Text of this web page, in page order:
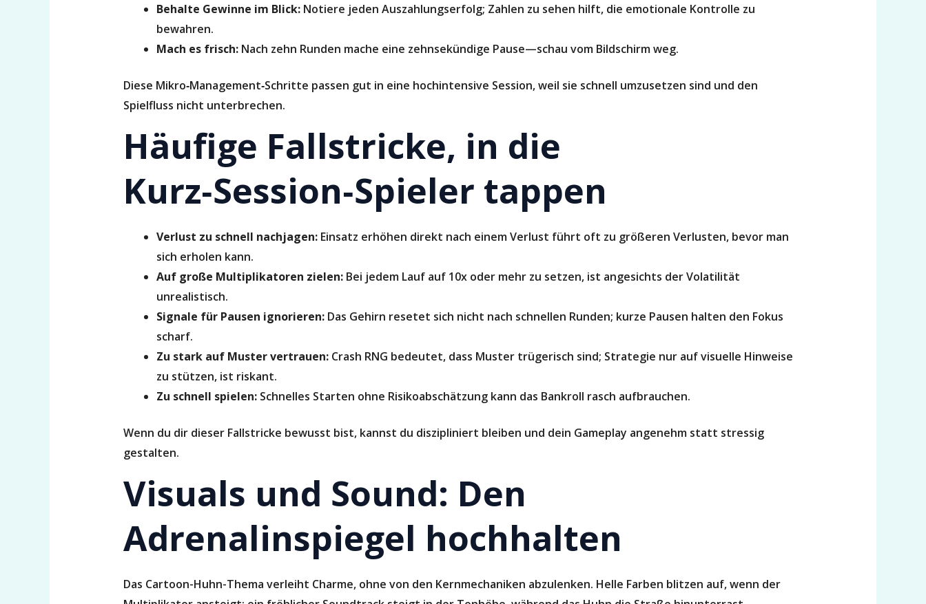
Behalte Gewinne im Blick:Notiere jeden Auszahlungserfolg; Zahlen zu sehen hilft, die emotionale Kontrolle zu
bewahren.
Mach es frisch:Nach zehn Runden mache eine zehnsekündige Pause—schau vom Bildschirm weg.
Diese Mikro‑Management‑Schritte passen gut in eine hochintensive Session, weil sie schnell umzusetzen sind und den
Spielfluss nicht unterbrechen.
Häufige Fallstricke, in die
Kurz‑Session‑Spieler tappen
Verlust zu schnell nachjagen:Einsatz erhöhen direkt nach einem Verlust führt oft zu größeren Verlusten, bevor man
sich erholen kann.
Auf große Multiplikatoren zielen:Bei jedem Lauf auf 10x oder mehr zu setzen, ist angesichts der Volatilität
unrealistisch.
Signale für Pausen ignorieren:Das Gehirn resetet sich nicht nach schnellen Runden; kurze Pausen halten den Fokus
scharf.
Zu stark auf Muster vertrauen:Crash RNG bedeutet, dass Muster trügerisch sind; Strategie nur auf visuelle Hinweise
zu stützen, ist riskant.
Zu schnell spielen:Schnelles Starten ohne Risikoabschätzung kann das Bankroll rasch aufbrauchen.
Wenn du dir dieser Fallstricke bewusst bist, kannst du diszipliniert bleiben und dein Gameplay angenehm statt stressig
gestalten.
Visuals und Sound: Den
Adrenalinspiegel hochhalten
Das Cartoon-Huhn-Thema verleiht Charme, ohne von den Kernmechaniken abzulenken. Helle Farben blitzen auf, wenn der